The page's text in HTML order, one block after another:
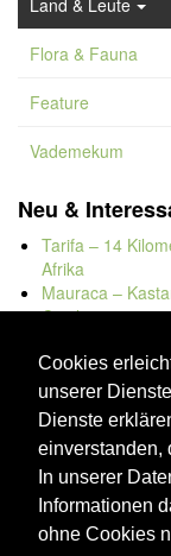
Cookies
unserer
Dienste
einverstanden,
In unserer
Informationen
ohne Cookies
Land & Leute
Flora & Fauna
Feature
Vademekum
Neu &
Tarifa – 14
Afrika
Mauraca –
Capileira
Bolonia
Kap Trafalgar
Düne von